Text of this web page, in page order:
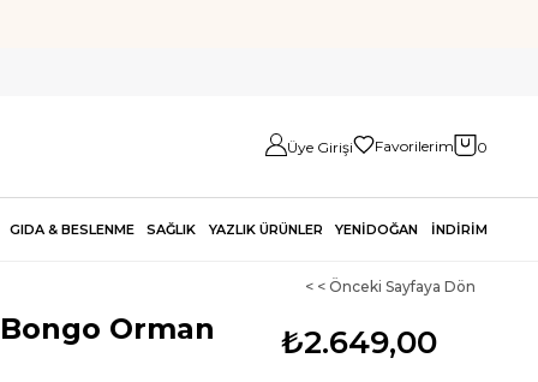
Üye Girişi Favorilerim 0
GIDA & BESLENME SAĞLIK YAZLIK ÜRÜNLER YENİDOĞAN İNDİRİM
< < Önceki Sayfaya Dön
₺2.649,00
Orman